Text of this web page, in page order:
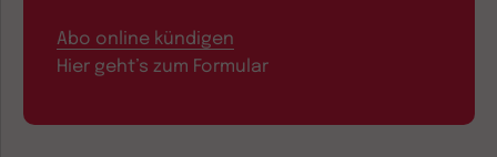
Abo online kündigen
Hier geht’s zum Formular